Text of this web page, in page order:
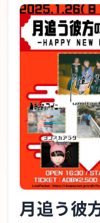
月追う彼